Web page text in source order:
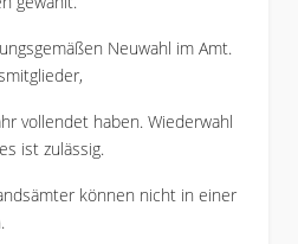
Neuwahl im Amt.
vollendet haben. Wiederwahl
ist zulässig.
können nicht in einer